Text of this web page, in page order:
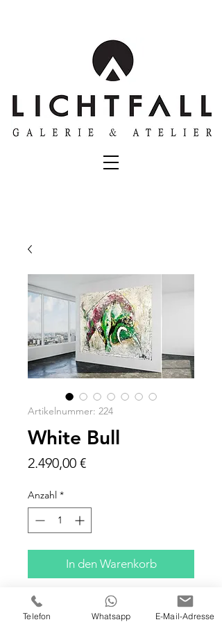
Artikelnummer: 224
White Bull
2.490,00 €Preis
Anzahl *
In den Warenkorb
120x100x5 cm
Acryl, Paste und Spachtel auf
Telefon Whatsapp E-Mail-Adresse